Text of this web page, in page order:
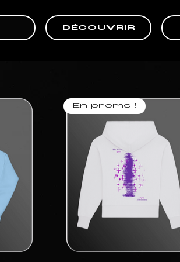
DÉCOUVRIR
En promo !